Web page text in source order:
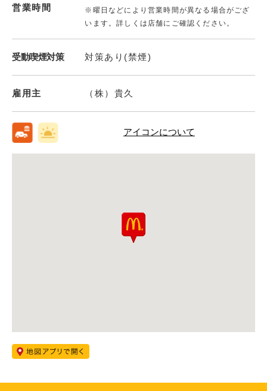
営業時間
※曜日などにより営業時間が異なる場合がござ
います。詳しくは店舗にご確認ください。
受動喫煙対策 対策あり(禁煙)
雇用主 （株）貴久
アイコンについて